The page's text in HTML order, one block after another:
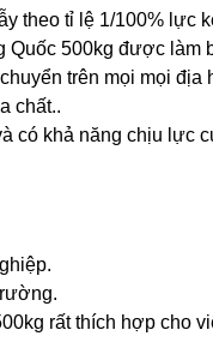
theo tỉ lệ 1/100% lực
Quốc 500kg được làm
trên mọi mọi địa
chất..
có khả năng chịu lực
rất thích hợp cho